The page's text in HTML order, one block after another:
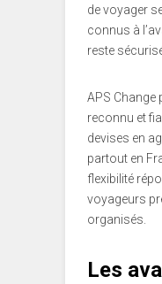
de voyager
connus à
reste
APS Change
reconnu et
devises en
partout en
flexibilité
voyageurs
organisés.
Les